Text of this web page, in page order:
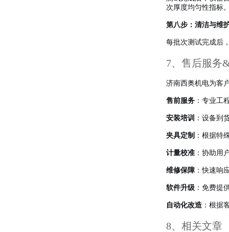
次厚度均匀性指标
第八步：清洁与维
每批次测试完成后
7、售后服务
济南西奥机电为客
售前服务 ：专业工
安装培训 ：设备到
夹具定制 ：根据特
计量校准 ：协助用
维修保障 ：快速响
软件升级 ：免费提
自动化改造 ：根据
8、相关文章